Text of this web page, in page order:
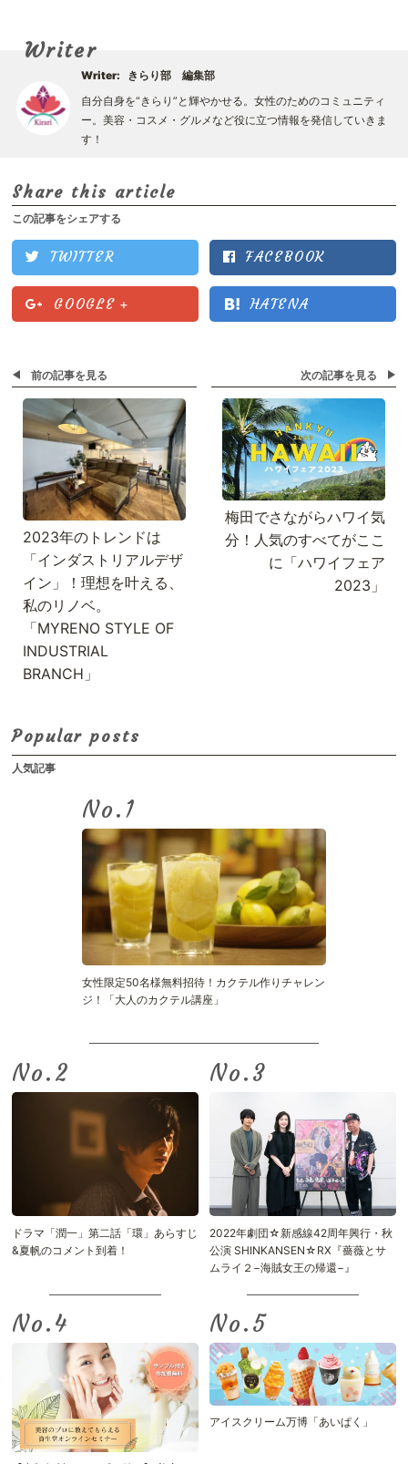
Writer
Writer:
きらり部 編集部
自分自身を“きらり”と輝やかせる。女性のためのコミュニティ
ー。美容・コスメ・グルメなど役に立つ情報を発信していきま
す！
Share this article
この記事をシェアする
TWITTER FACEBOOK
GOOGLE + HATENA
前の記事を見る
2023年のトレンドは
「インダストリアルデザ
イン」！理想を叶える、
私のリノベ。
「MYRENO STYLE OF
INDUSTRIAL
BRANCH」
次の記事を見る
梅田でさながらハワイ気
分！人気のすべてがここ
に「ハワイフェア
2023」
Popular posts
人気記事
No.
女性限定50名様無料招待！カクテル作りチャレン
ジ！「大人のカクテル講座」
No.
ドラマ「潤一」第二話「環」あらすじ
&夏帆のコメント到着！
No.
2022年劇団☆新感線42周年興行・秋
公演 SHINKANSEN☆RX『薔薇とサ
ムライ２−海賊女王の帰還−』
No. No.
アイスクリーム万博「あいぱく」